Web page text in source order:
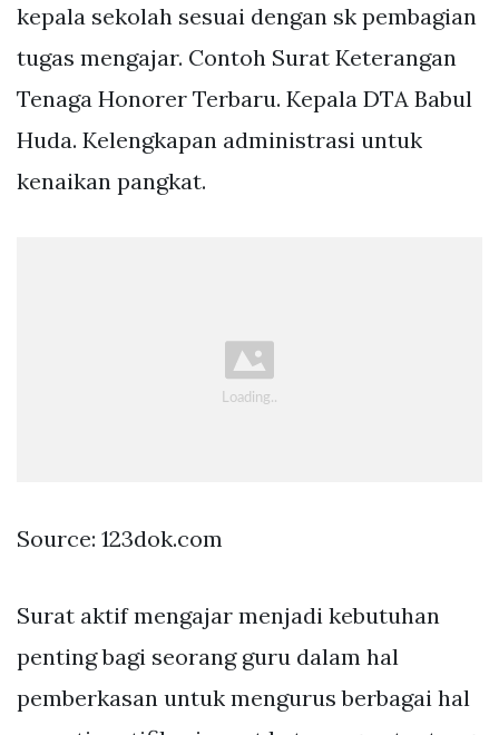
kepala sekolah sesuai dengan sk pembagian
tugas mengajar. Contoh Surat Keterangan
Tenaga Honorer Terbaru. Kepala DTA Babul
Huda. Kelengkapan administrasi untuk
kenaikan pangkat.
Source: 123dok.com
Surat aktif mengajar menjadi kebutuhan
penting bagi seorang guru dalam hal
pemberkasan untuk mengurus berbagai hal